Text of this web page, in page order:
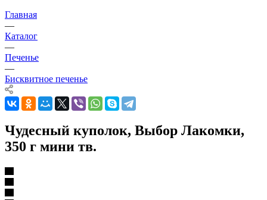
Главная
—
Каталог
—
Печенье
—
Бисквитное печенье
Чудесный куполок, Выбор Лакомки,
350 г мини тв.